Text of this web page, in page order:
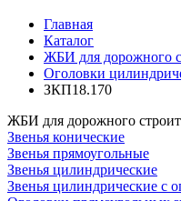
Главная
Каталог
ЖБИ для дорожного
Оголовки
ЗКП18.170
ЖБИ для дорожного
Звенья конические
Звенья прямоугольные
Звенья цилиндрические
Звенья цилиндрические с